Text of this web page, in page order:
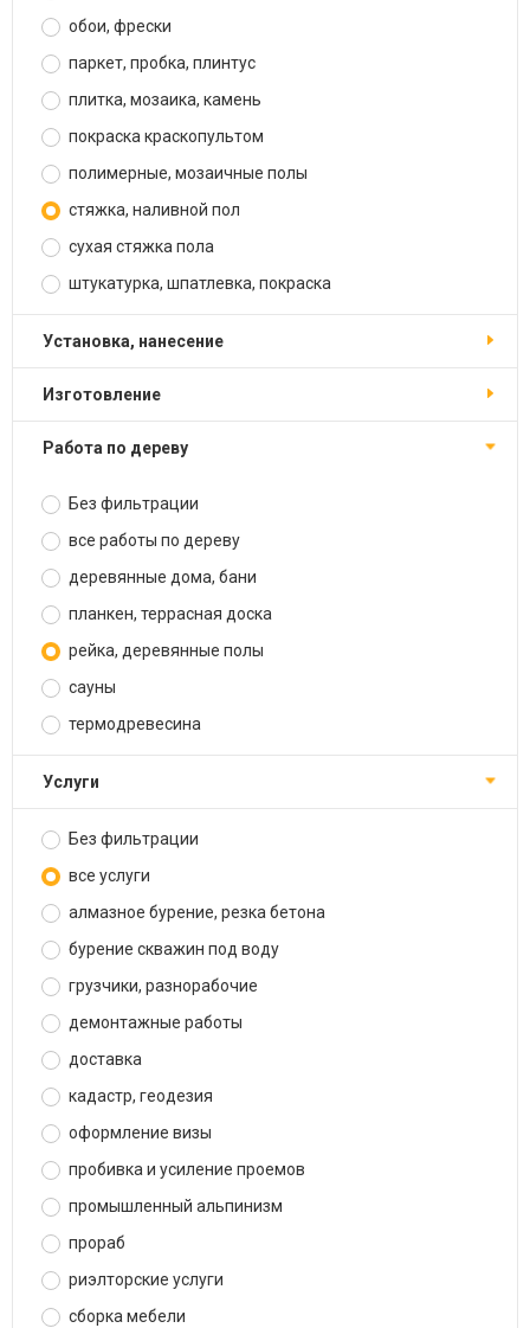
обои, фрески
паркет, пробка, плинтус
плитка, мозаика, камень
покраска краскопультом
полимерные, мозаичные полы
стяжка, наливной пол
сухая стяжка пола
штукатурка, шпатлевка, покраска
установка, нанесение
изготовление
работа по дереву
Без фильтрации
все работы по дереву
деревянные дома, бани
планкен, террасная доска
рейка, деревянные полы
сауны
термодревесина
услуги
Без фильтрации
все услуги
алмазное бурение, резка бетона
бурение скважин под воду
грузчики, разнорабочие
демонтажные работы
доставка
кадастр, геодезия
оформление визы
пробивка и усиление проемов
промышленный альпинизм
прораб
риэлторские услуги
сборка мебели